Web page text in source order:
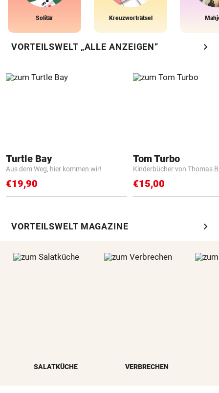
Solitär Kreuzworträtsel
VORTEILSWELT „ALLE ANZEIGEN“ chevron_right
Turtle Bay
Aus dem Weg, hier kommen wir!
€19,90
Tom Turbo
Kinderbücher von Thomas
€15,00
VORTEILSWELT MAGAZINE chevron_right
SALATKÜCHE VERBRECHEN